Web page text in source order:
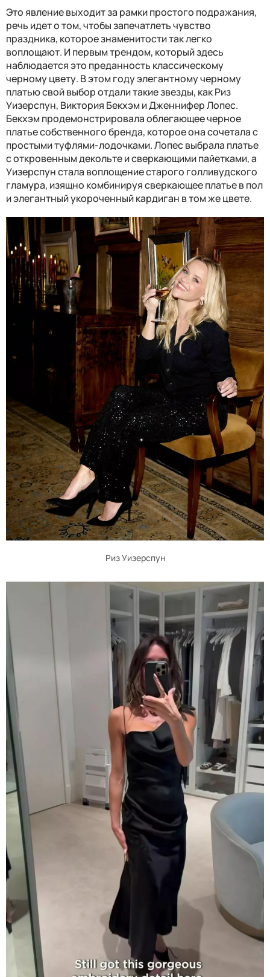
Это явление выходит за рамки простого подражания,
речь идет о том, чтобы запечатлеть чувство
праздника, которое знаменитости так легко
воплощают. И первым трендом, который здесь
наблюдается это преданность классическому
черному цвету. В этом году элегантному черному
платью свой выбор отдали такие звезды, как Риз
Уизерспун, Виктория Бекхэм и Дженнифер Лопес.
Бекхэм продемонстрировала облегающее черное
платье собственного бренда, которое она сочетала с
простыми туфлями-лодочками. Лопес выбрала платье
с откровенным декольте и сверкающими пайетками, а
Уизерспун стала воплощение старого голливудского
гламура, изящно комбинируя сверкающее платье в пол
и элегантный укороченный кардиган в том же цвете.
Риз Уизерспун